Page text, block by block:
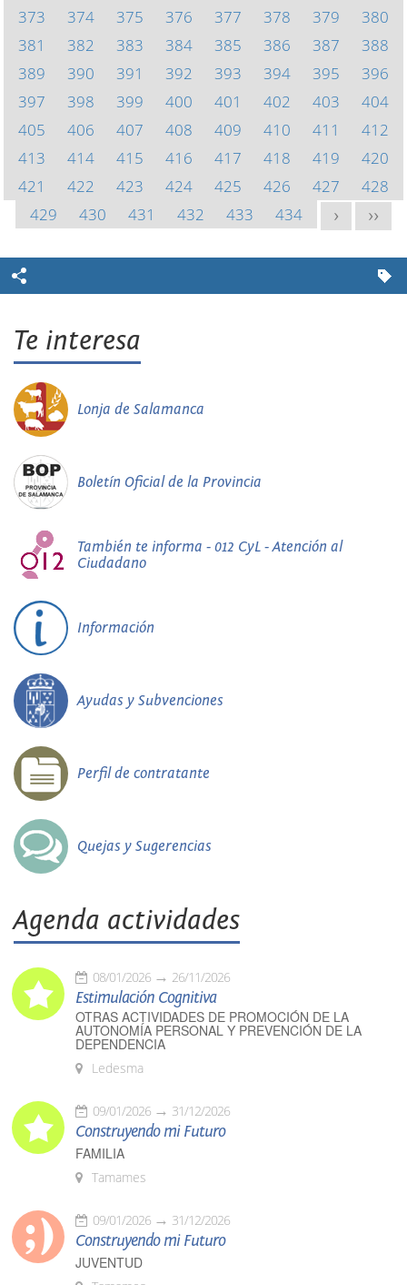
373
374 375 376 377 378 379
380
381
382 383 384 385 386 387
388
389
390 391 392 393 394 395
396
397
398 399 400 401 402 403
404
405
406 407 408 409 410 411
412
413
414 415 416 417 418 419
420
421
422 423 424 425 426 427
428
429
430 431 432 433 434 > >>
Te interesa
Lonja de Salamanca
Boletín Oficial de la Provincia
También te informa - 012 CyL - Atención al
Ciudadano
Información
Ayudas y Subvenciones
Perfil de contratante
Quejas y Sugerencias
Agenda actividades
08/01/2026 26/11/2026
Estimulación Cognitiva
OTRAS ACTIVIDADES DE PROMOCIÓN DE LA
AUTONOMÍA PERSONAL Y PREVENCIÓN DE LA
DEPENDENCIA
Ledesma
09/01/2026 31/12/2026
Construyendo mi Futuro
FAMILIA
Tamames
09/01/2026 31/12/2026
Construyendo mi Futuro
JUVENTUD